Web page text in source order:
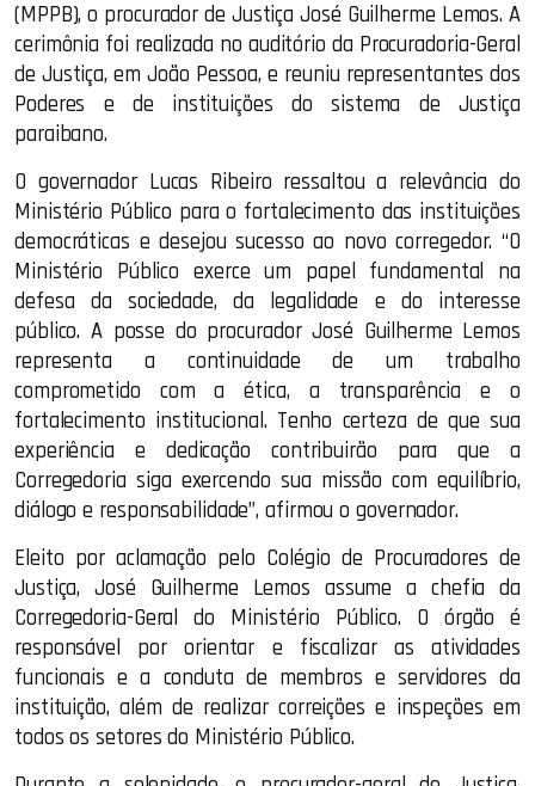
(MPPB), o procurador de Justiça José Guilherme Lemos. A
cerimônia foi realizada no auditório da Procuradoria-Geral
de Justiça, em João Pessoa, e reuniu representantes dos
Poderes e de instituições do sistema de Justiça
paraibano.
O governador Lucas Ribeiro ressaltou a relevância do
Ministério Público para o fortalecimento das instituições
democráticas e desejou sucesso ao novo corregedor. “O
Ministério Público exerce um papel fundamental na
defesa da sociedade, da legalidade e do interesse
público. A posse do procurador José Guilherme Lemos
representa a continuidade de um trabalho
comprometido com a ética, a transparência e o
fortalecimento institucional. Tenho certeza de que sua
experiência e dedicação contribuirão para que a
Corregedoria siga exercendo sua missão com equilíbrio,
diálogo e responsabilidade”, afirmou o governador.
Eleito por aclamação pelo Colégio de Procuradores de
Justiça, José Guilherme Lemos assume a chefia da
Corregedoria-Geral do Ministério Público. O órgão é
responsável por orientar e fiscalizar as atividades
funcionais e a conduta de membros e servidores da
instituição, além de realizar correições e inspeções em
todos os setores do Ministério Público.